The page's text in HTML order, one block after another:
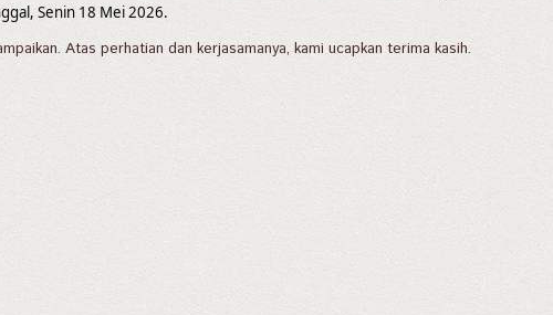
Senin 18 Mei 2026.
Atas perhatian dan kerjasamanya, kami ucapkan terima kasih.